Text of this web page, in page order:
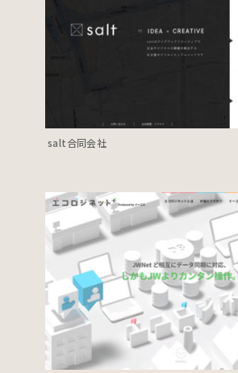
salt合同会社